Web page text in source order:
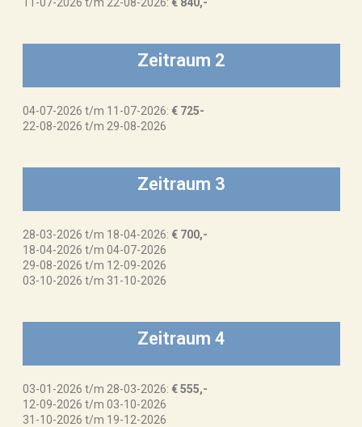
Zeitraum 2
04-07-2026 t/m 11-07-2026: € 725-
22-08-2026 t/m 29-08-2026
Zeitraum 3
28-03-2026 t/m 18-04-2026: € 700,-
18-04-2026 t/m 04-07-2026
29-08-2026 t/m 12-09-2026
03-10-2026 t/m 31-10-2026
Zeitraum 4
03-01-2026 t/m 28-03-2026: € 555,-
12-09-2026 t/m 03-10-2026
31-10-2026 t/m 19-12-2026